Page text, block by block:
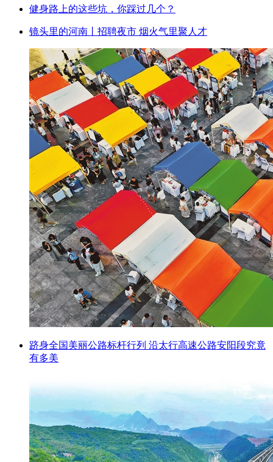
健身路上的这些坑，你踩过几个？
镜头里的河南丨招聘夜市 烟火气里聚人才
跻身全国美丽公路标杆行列 沿太行高速公路安阳段究竟
有多美